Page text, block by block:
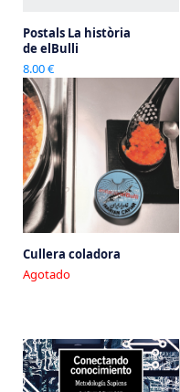
Postals La història
de elBulli
8.00 €
Cullera coladora
Agotado